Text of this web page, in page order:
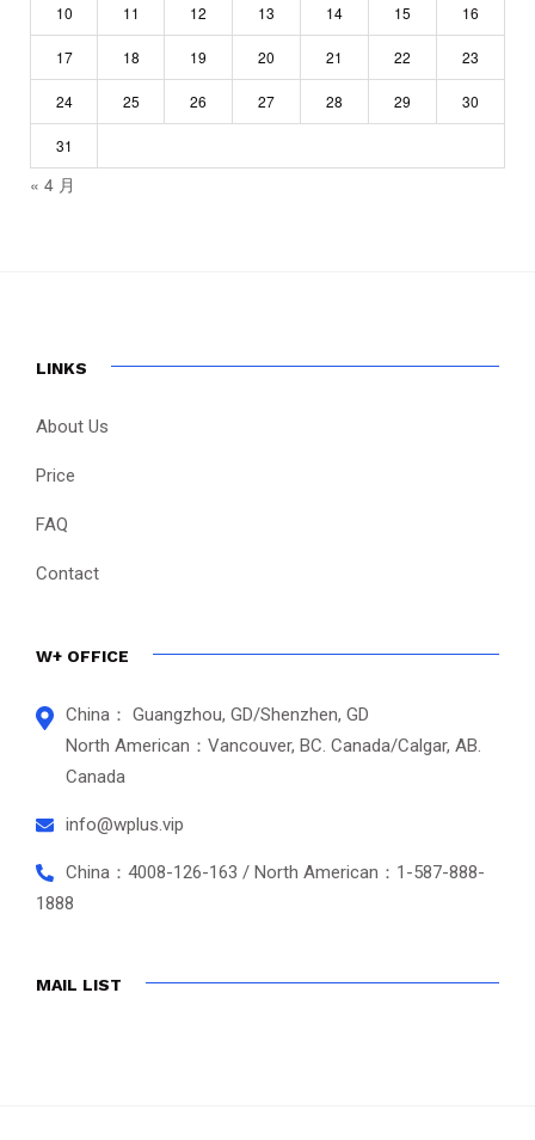
10 11 12 13 14 15 16
17 18 19 20 21 22 23
24 25 26 27 28 29 30
31
« 4 月
LINKS
About Us
Price
FAQ
Contact
W+ OFFICE
China： Guangzhou, GD/Shenzhen, GD
North American：Vancouver, BC. Canada/Calgar, AB.
Canada
info@wplus.vip
China：4008-126-163 / North American：1-587-888-
1888
MAIL LIST